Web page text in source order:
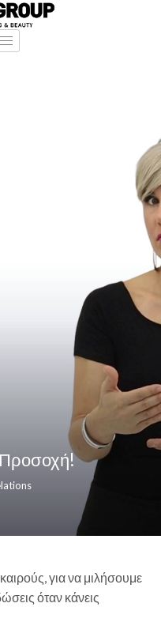
για να μιλήσουμε
όταν κάνεις